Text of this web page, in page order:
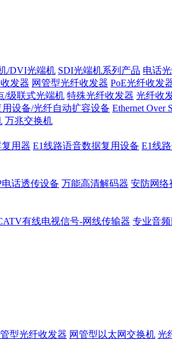
/DVI光端机 SDI光端机系列产品 电话
发器 网管型光纤收发器 PoE光纤收发
/级联式光端机 特殊光纤收发器 光纤收
设备/光纤自动扩容设备 Ethernet Over
万兆交换机
用器 E1线路语音数据复用设备 E1线
电话透传设备 万能高清解码器 安防网络
有线电视信号-网线传输器 专业音
型光纤收发器 网管型以太网交换机 光